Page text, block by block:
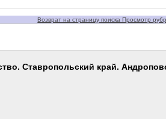
Возврат на страницу поиска Просмотр
Ставропольский край.